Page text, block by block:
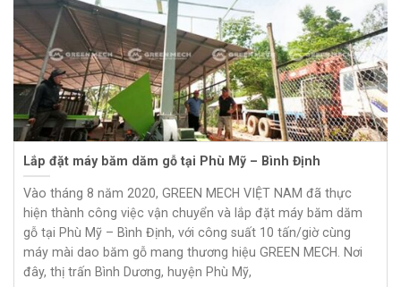
Lắp đặt máy băm dăm gỗ tại Phù Mỹ – Bình Định
Vào tháng 8 năm 2020, GREEN MECH VIỆT NAM đã thực
hiện thành công việc vận chuyển và lắp đặt máy băm dăm
gỗ tại Phù Mỹ – Bình Định, với công suất 10 tấn/giờ cùng
máy mài dao băm gỗ mang thương hiệu GREEN MECH. Nơi
đây, thị trấn Bình Dương, huyện Phù Mỹ,